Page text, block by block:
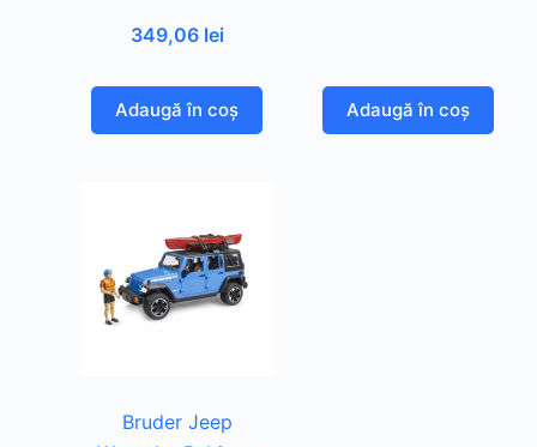
349,06 lei
Adaugă în coș Adaugă în coș
Bruder Jeep